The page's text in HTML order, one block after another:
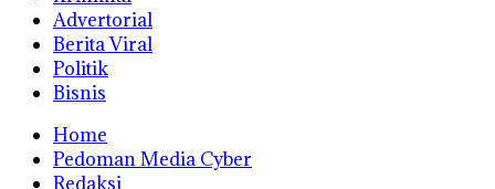
Advertorial
Berita Viral
Politik
Bisnis
Home
Pedoman Media Cyber
Redaksi